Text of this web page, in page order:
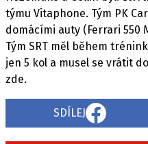
Máte příběh,
Pošlete e-
týmu Vitaphone. Tým PK
domácími auty (Ferrari 550
Tým SRT měl během
jen 5 kol a musel se vrátit
zde.
SDÍLEJ